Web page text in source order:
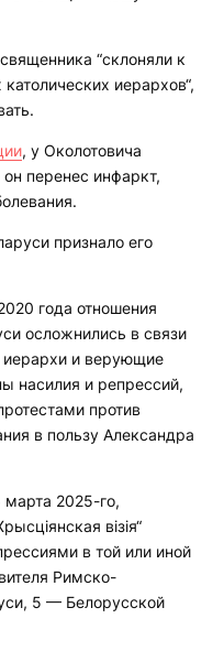
“склоняли к
иерархов“,
, у Околотовича
перенес инфаркт,
признало его
года отношения
осложнились в связи
иерархи и верующие
насилия и репрессий,
против
в пользу Александра
2025-го,
візія“
в той или иной
Римско-
5 — Белорусской